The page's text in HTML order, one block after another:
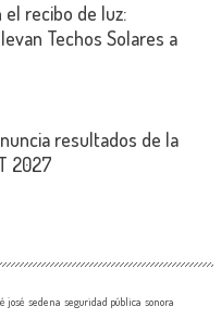
recibo de luz:
Techos Solares a
resultados de la
2027
josé sedena seguridad pública sonora